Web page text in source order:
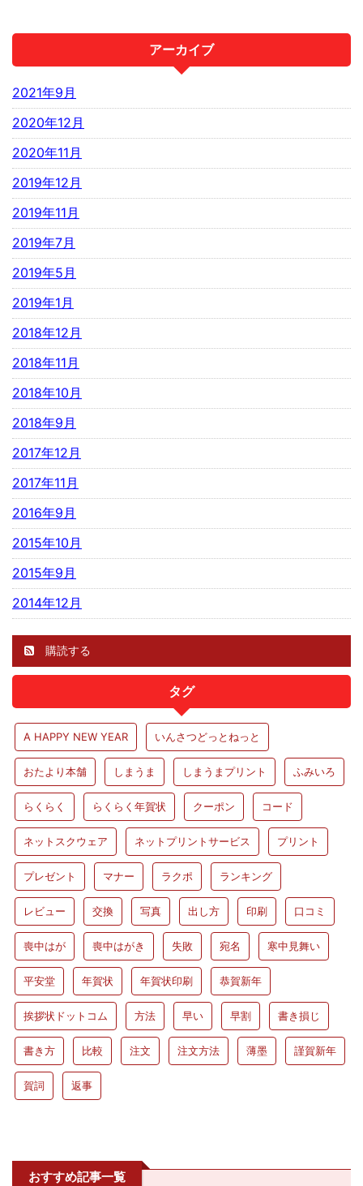
アーカイブ
2021年9月
2020年12月
2020年11月
2019年12月
2019年11月
2019年7月
2019年5月
2019年1月
2018年12月
2018年11月
2018年10月
2018年9月
2017年12月
2017年11月
2016年9月
2015年10月
2015年9月
2014年12月
購読する
タグ
A HAPPY NEW YEAR いんさつどっとねっと
おたより本舗 しまうま しまうまプリント ふみいろ
らくらく らくらく年賀状 クーポン コード
ネットスクウェア ネットプリントサービス プリント
プレゼント マナー ラクポ ランキング
レビュー 交換 写真 出し方 印刷 口コミ
喪中はが 喪中はがき 失敗 宛名 寒中見舞い
平安堂 年賀状 年賀状印刷 恭賀新年
挨拶状ドットコム 方法 早い 早割 書き損じ
書き方 比較 注文 注文方法 薄墨 謹賀新年
賀詞 返事
おすすめ記事一覧